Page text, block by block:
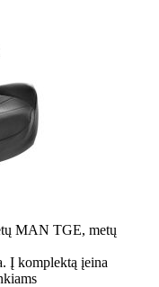
MAN TGE, metų
Į komplektą įeina